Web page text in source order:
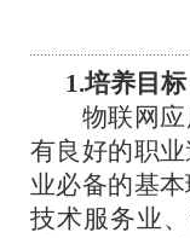
1.培养目标
物联网
有良好的职
业必备的基
技术服务业